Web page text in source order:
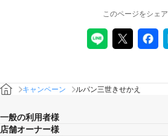
このページをシェア
キャンペーン ルパン三世きせかえ
一般の利用者様
店舗オーナー様